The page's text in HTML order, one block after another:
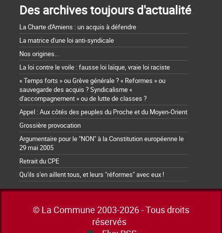
Des archives toujours d'actualité
La Charte d'Amiens : un acquis à défendre
La matrice d'une loi anti-syndicale
Nos origines...
La loi contre le voile : fausse loi laïque, vraie loi raciste
« Temps forts » ou Grève générale ? « Reformes » ou
sauvegarde des acquis ? Syndicalisme «
d'accompagnement » ou de lutte de classes ?
Appel : Aux côtés des peuples du Proche et du Moyen-Orient
Grossière provocation
Argumentaire pour le "NON" à la Constitution européenne le
29 mai 2005
Retrait du CPE
Qu'ils s'en aillent tous, et leurs "réformes" avec eux !
© La Commune 2003-2026 - Tous droits
réservés